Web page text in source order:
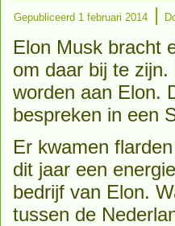
Gepubliceerd 1 februari 2014 |
Elon Musk bracht
om daar bij te
worden aan Elon.
bespreken in een
Er kwamen
dit jaar een
bedrijf van Elon.
tussen de